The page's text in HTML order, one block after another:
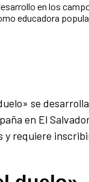
en los
educadora
se
en El
requiere